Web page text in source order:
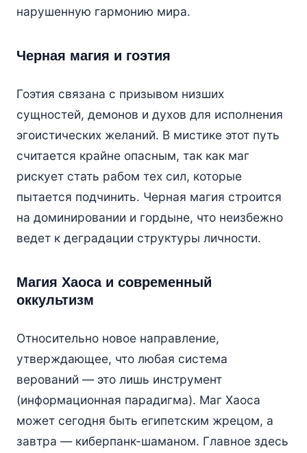
нарушенную гармонию мира.
Черная магия и гоэтия
Гоэтия связана с призывом низших
сущностей, демонов и духов для исполнения
эгоистических желаний. В мистике этот путь
считается крайне опасным, так как маг
рискует стать рабом тех сил, которые
пытается подчинить. Черная магия строится
на доминировании и гордыне, что неизбежно
ведет к деградации структуры личности.
Магия Хаоса и современный
оккультизм
Относительно новое направление,
утверждающее, что любая система
верований — это лишь инструмент
(информационная парадигма). Маг Хаоса
может сегодня быть египетским жрецом, а
завтра — киберпанк-шаманом. Главное здесь